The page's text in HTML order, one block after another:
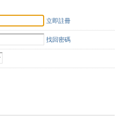
立即註冊
找回密碼